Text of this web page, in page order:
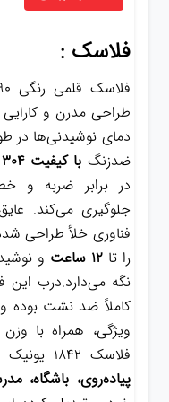
فلاسک :
طراحی مدرن و
دمای نوشیدنی‌ها در
ضدزنگ با کیفیت 304
در برابر ضربه و
جلوگیری می‌کند.
فناوری خلأ طراحی
را تا۱۲ ساعت و
نگه می‌دارد.درب
کاملاً ضد نشت بوده
ویژگی، همراه با
فلاسک ۱۸۴۲ یونیک را به انتخابی ایده‌آل برای
پیاده‌روی، باشگاه،